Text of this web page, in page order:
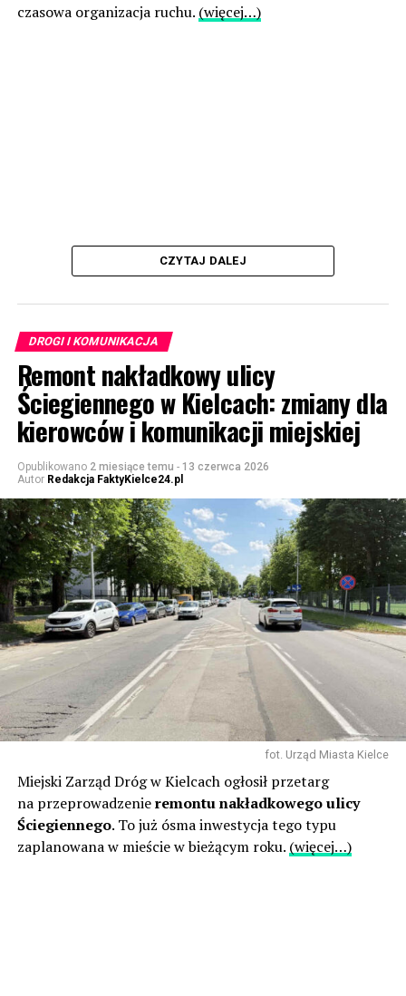
czasowa organizacja ruchu. (więcej…)
CZYTAJ DALEJ
DROGI I KOMUNIKACJA
Remont nakładkowy ulicy
Ściegiennego w Kielcach: zmiany dla
kierowców i komunikacji miejskiej
Opublikowano 2 miesiące temu - 13 czerwca 2026
Autor Redakcja FaktyKielce24.pl
fot. Urząd Miasta Kielce
Miejski Zarząd Dróg w Kielcach ogłosił przetarg
na przeprowadzenieremontu nakładkowego ulicy
Ściegiennego. To już ósma inwestycja tego typu
zaplanowana w mieście w bieżącym roku. (więcej…)